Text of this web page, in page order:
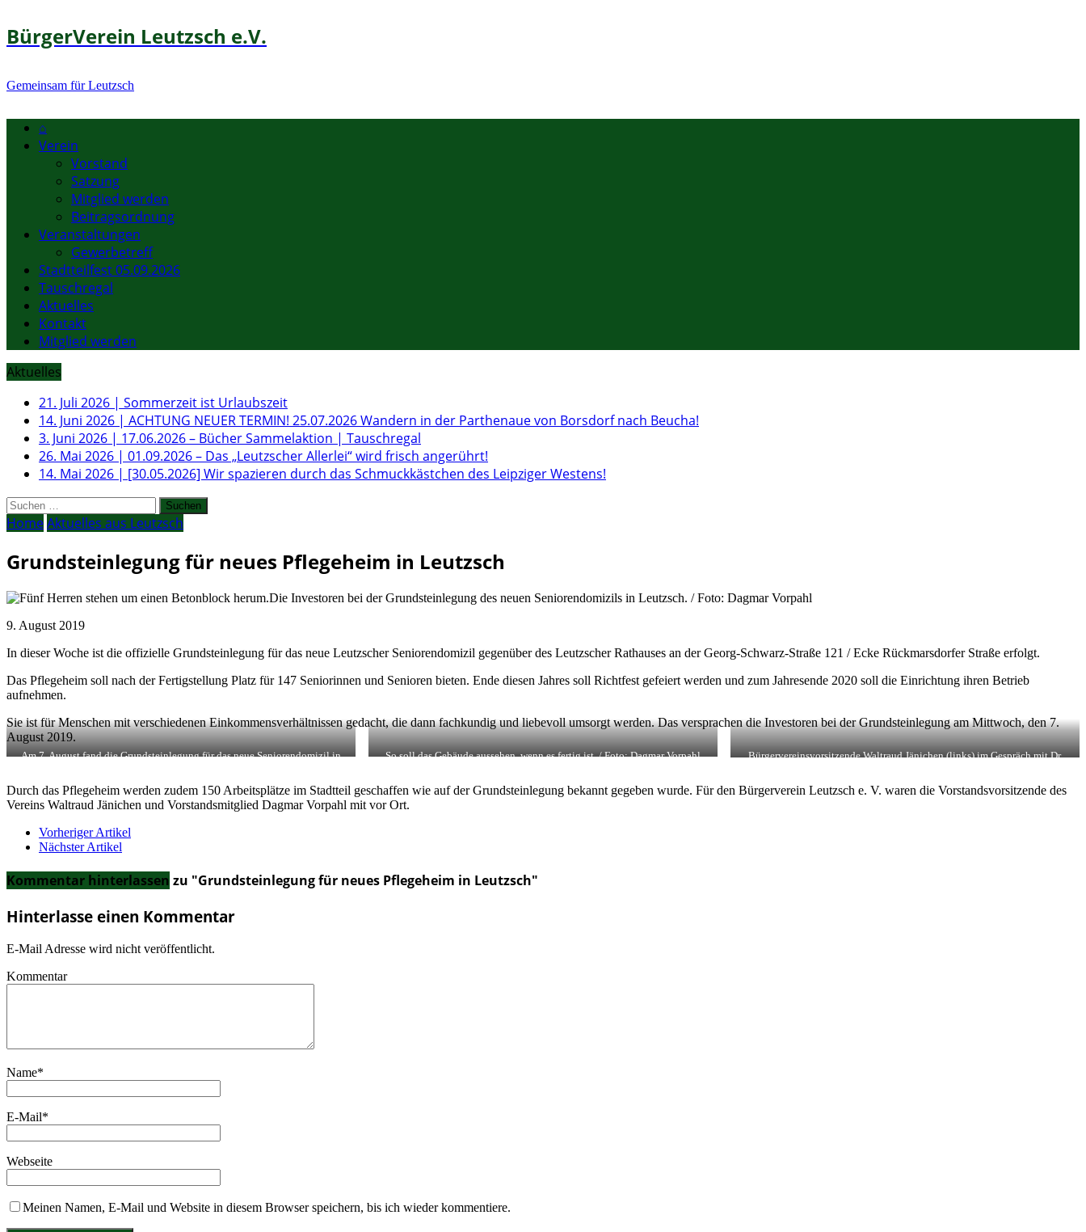
BürgerVerein Leutzsch e.V.
Gemeinsam für Leutzsch
⌂
Verein
Vorstand
Satzung
Mitglied werden
Beitragsordnung
Veranstaltungen
Gewerbetreff
Stadtteilfest 05.09.2026
Tauschregal
Aktuelles
Kontakt
Mitglied werden
Aktuelles
21. Juli 2026 | Sommerzeit ist Urlaubszeit
14. Juni 2026 | ACHTUNG NEUER TERMIN! 25.07.2026 Wandern in der Parthenaue von Borsdorf nach Beucha!
3. Juni 2026 | 17.06.2026 – Bücher Sammelaktion | Tauschregal
26. Mai 2026 | 01.09.2026 – Das „Leutzscher Allerlei“ wird frisch angerührt!
14. Mai 2026 | [30.05.2026] Wir spazieren durch das Schmuckkästchen des Leipziger Westens!
Suchen
nach:
HomeAktuelles aus Leutzsch
Grundsteinlegung für neues Pflegeheim in Leutzsch
Die Investoren bei der Grundsteinlegung des neuen Seniorendomizils in Leutzsch. / Foto: Dagmar Vorpahl
9. August 2019
In dieser Woche ist die offizielle Grundsteinlegung für das neue Leutzscher Seniorendomizil gegenüber des Leutzscher Rathauses an der Georg-Schwarz-Straße 121 / Ecke Rückmarsdorfer Straße erfolgt.
Das Pflegeheim soll nach der Fertigstellung Platz für 147 Seniorinnen und Senioren bieten. Ende diesen Jahres soll Richtfest gefeiert werden und zum Jahresende 2020 soll die Einrichtung ihren Betrieb
aufnehmen.
Sie ist für Menschen mit verschiedenen Einkommensverhältnissen gedacht, die dann fachkundig und liebevoll umsorgt werden. Das versprachen die Investoren bei der Grundsteinlegung am Mittwoch, den 7.
August 2019.
Am 7. August fand die Grundsteinlegung für das neue Seniorendomizil in
So soll das Gebäude aussehen, wenn es fertig ist. / Foto: Dagmar Vorpahl
Bürgervereinsvorsitzende Waltraud Jänichen (links) im Gespräch mit Dr.
Durch das Pflegeheim werden zudem 150 Arbeitsplätze im Stadtteil geschaffen wie auf der Grundsteinlegung bekannt gegeben wurde. Für den Bürgerverein Leutzsch e. V. waren die Vorstandsvorsitzende des
Vereins Waltraud Jänichen und Vorstandsmitglied Dagmar Vorpahl mit vor Ort.
Vorheriger Artikel
Nächster Artikel
Kommentar hinterlassen zu "Grundsteinlegung für neues Pflegeheim in Leutzsch"
Hinterlasse einen Kommentar
E-Mail Adresse wird nicht veröffentlicht.
Kommentar
Name*
E-Mail*
Webseite
Meinen Namen, E-Mail und Website in diesem Browser speichern, bis ich wieder kommentiere.